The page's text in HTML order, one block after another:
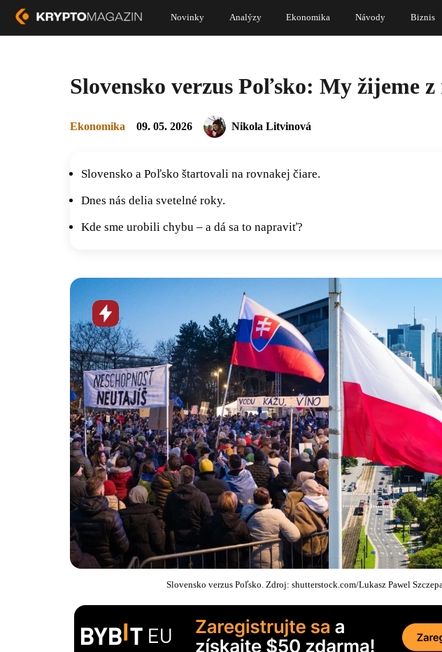
Novinky Analýzy Ekonomika Návody Biznis
Slovensko verzus Poľsko: My žijeme
Ekonomika 09. 05. 2026 Nikola Litvinová
Slovensko a Poľsko štartovali na rovnakej čiare.
Dnes nás delia svetelné roky.
Kde sme urobili chybu – a dá sa to napraviť?
Slovensko verzus Poľsko. Zdroj: shutterstock.com/Lukasz Pawel